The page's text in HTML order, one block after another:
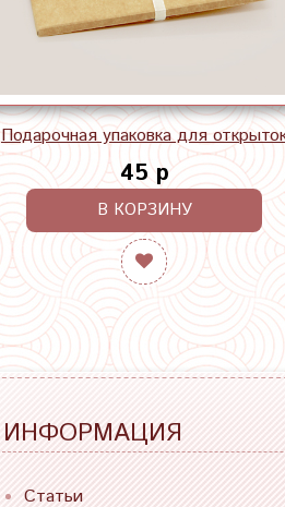
Подарочная упаковка для
45 р
В КОРЗИНУ
ИНФОРМАЦИЯ
Статьи